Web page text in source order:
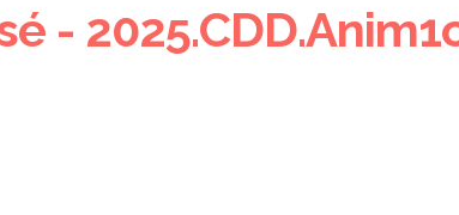
ESAT-EA
-